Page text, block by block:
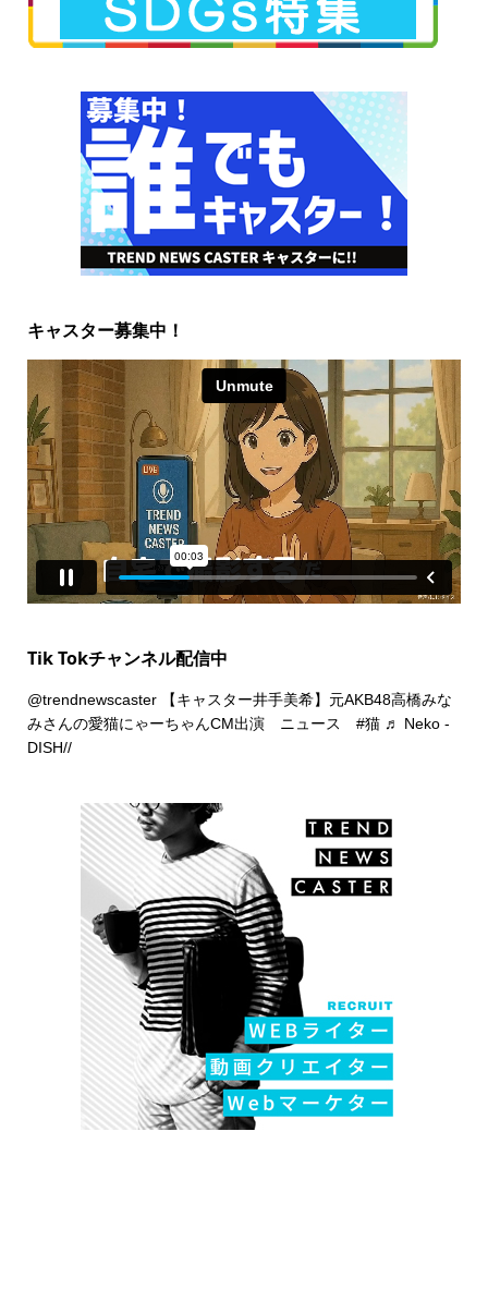
キャスター募集中！
Tik Tokチャンネル配信中
@trendnewscaster【キャスター井手美希】元AKB48高橋みな
みさんの愛猫にゃーちゃんCM出演 ニュース #猫 ♬ Neko -
DISH//